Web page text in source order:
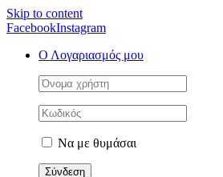
Skip to content
FacebookInstagram
Ο Λογαριασμός μου
Να με θυμάσαι